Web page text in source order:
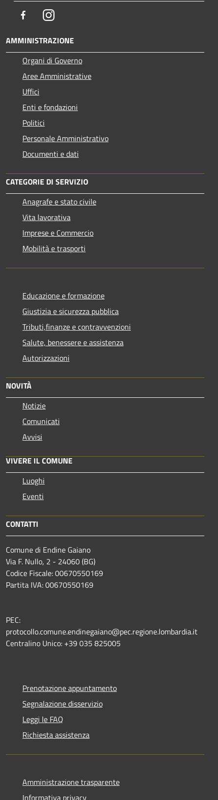
FacebookInstagram
AMMINISTRAZIONE
Organi di Governo
Aree Amministrative
Uffici
Enti e fondazioni
Politici
Personale Amministrativo
Documenti e dati
CATEGORIE DI SERVIZIO
Anagrafe e stato civile
Vita lavorativa
Imprese e Commercio
Mobilità e trasporti
Educazione e formazione
Giustizia e sicurezza pubblica
Tributi,finanze e contravvenzioni
Salute, benessere e assistenza
Autorizzazioni
NOVITÀ
Notizie
Comunicati
Avvisi
VIVERE IL COMUNE
Luoghi
Eventi
CONTATTI
Comune di Endine Gaiano
Via F. Nullo, 2 - 24060 (BG)
Codice Fiscale: 00670550169
Partita IVA: 00670550169
PEC:
protocollo.comune.endinegaiano@pec.regione.lombardia.it
Centralino Unico: +39 035 825005
Prenotazione appuntamento
Segnalazione disservizio
Leggi le FAQ
Richiesta assistenza
Amministrazione trasparente
Informativa privacy